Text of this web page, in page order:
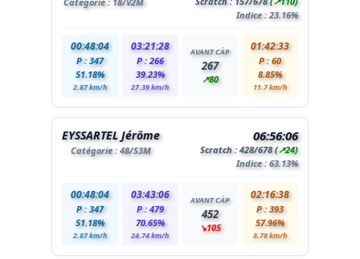
Indice : 23.16%
00:48:04
P : 347
51.18%
2.87 km/h
03:21:28
P : 266
39.23%
27.39 km/h
AVANT CÀP
267
↗80
01:42:33
P : 60
8.85%
11.7 km/h
EYSSARTEL Jérôme
Catégorie : 48/S3M
06:56:06
Scratch : 428/678(↗24)
Indice : 63.13%
00:48:04
P : 347
51.18%
2.87 km/h
03:43:06
P : 479
70.65%
24.74 km/h
AVANT CÀP
452
↘105
02:16:38
P : 393
57.96%
8.78 km/h